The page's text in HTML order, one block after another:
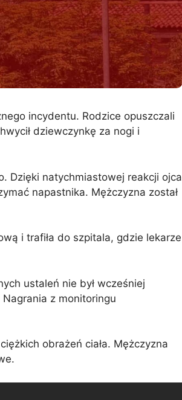
incydentu. Rodzice opuszczali
dziewczynkę za nogi i
Dzięki natychmiastowej reakcji ojca
napastnika. Mężczyzna został
i trafiła do szpitala, gdzie lekarze
ustaleń nie był wcześniej
Nagrania z monitoringu
obrażeń ciała. Mężczyzna